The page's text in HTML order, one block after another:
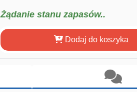
Żądanie stanu zapasów..
Dodaj do koszyka